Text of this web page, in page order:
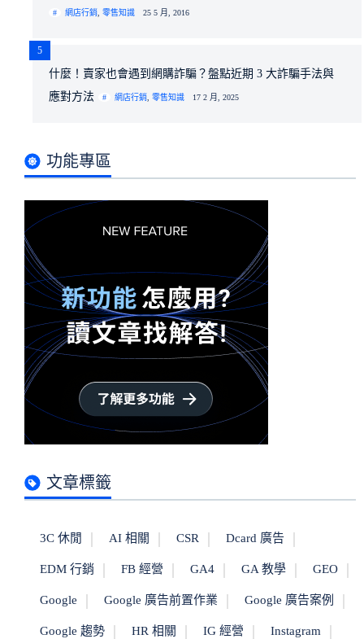
網店行銷 零售知識 25 5 月, 2016
5
什麼！賣家也會遇到網購詐騙？盤點近期 3 大詐騙手法與
應對方法
網店行銷 零售知識 17 2 月, 2025
功能專區
文章標籤
3C 休閒 AI 相關 CSR Dcard 廣告
EDM 行銷 FB 經營 GA4 GA 教學 GEO
Google Google 廣告前置作業 Google 廣告案例
Google 趨勢 HR 相關 IG 經營 Instagram